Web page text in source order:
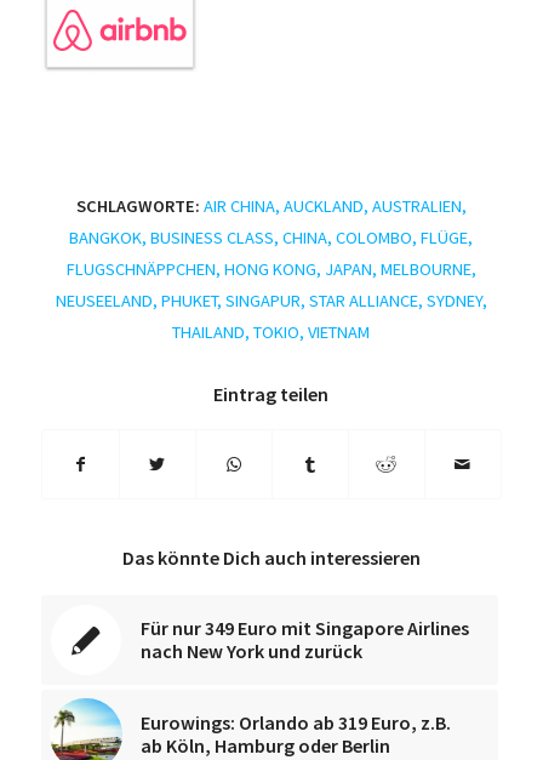
SCHLAGWORTE: AIR CHINA, AUCKLAND, AUSTRALIEN,
BANGKOK,BUSINESS CLASS,CHINA,COLOMBO,FLÜGE,
FLUGSCHNÄPPCHEN, HONG KONG, JAPAN, MELBOURNE,
NEUSEELAND, PHUKET, SINGAPUR, STAR ALLIANCE, SYDNEY,
THAILAND,TOKIO,VIETNAM
Eintrag teilen
Das könnte Dich auch interessieren
Für nur 349 Euro mit Singapore Airlines
nach New York und zurück
Eurowings: Orlando ab 319 Euro, z.B.
ab Köln, Hamburg oder Berlin